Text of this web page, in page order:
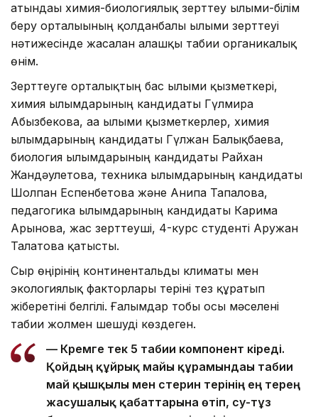
атындағы химия-биологиялық зерттеу ғылыми-білім
беру орталығының қолданбалы ғылыми зерттеуі
нәтижесінде жасалған алғашқы табиғи органикалық
өнім.
Зерттеуге орталықтың бас ғылыми қызметкері,
химия ғылымдарының кандидаты Гүлмира
Абызбекова, аға ғылыми қызметкерлер, химия
ғылымдарының кандидаты Гүлжан Балықбаева,
биология ғылымдарының кандидаты Райхан
Жандәулетова, техника ғылымдарының кандидаты
Шолпан Еспенбетова және Анипа Тапалова,
педагогика ғылымдарының кандидаты Карима
Арынова, жас зерттеуші, 4-курс студенті Аружан
Талғатова қатысты.
Сыр өңірінің континентальды климаты мен
экологиялық факторлары теріні тез құрғатып
жіберетіні белгілі. Ғалымдар тобы осы мәселені
табиғи жолмен шешуді көздеген.
— Кремге тек 5 табиғи компонент кіреді.
Қойдың құйрық майы құрамындағы табиғи
май қышқылы мен стерин терінің ең терең
жасушалық қабаттарына өтіп, су-тұз